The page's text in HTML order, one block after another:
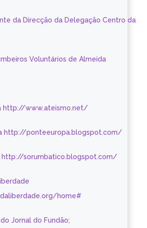
da Direcção da Delegação Centro da
Voluntários de Almeida
http://www.ateismo.net/
http://ponteeuropa.blogspot.com/
http://sorumbatico.blogspot.com/
home#
Jornal do Fundão;